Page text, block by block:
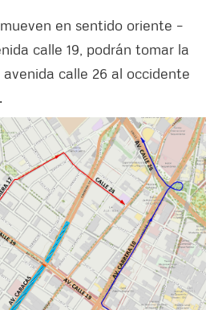
en sentido oriente –
calle 19, podrán tomar la
calle 26 al occidente